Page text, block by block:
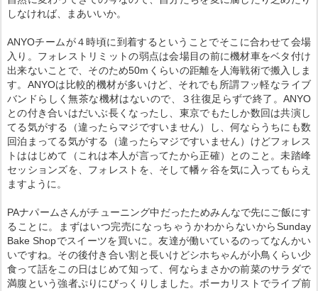
しなければ、まあいいか。
ANYOチームが４時頃に到着するということでそこに合わせて会場
入り。フォレストリミットの弱点は会場目の前に機材車をベタ付け
出来ないことで、そのため50mくらいの距離を人海戦術で搬入しま
す。ANYOは比較的機材が多いけど、それでも所謂フッ軽なライブ
バンドらしく無茶な機材はないので、３往復足らずで終了。ANYO
との付き合いはだいぶ長くなったし、東京でもたしか数回は共演し
てる気がする（違ったらマジですいません）し、何ならうちにも数
回泊まってる気がする（違ったらマジですいません）けどフォレス
トははじめて（これは本人が言ってたから正確）とのこと。未踏峰
セッションズを、フォレストを、そして幡ヶ谷を気に入ってもらえ
ますように。
PAナパームさんがチューニング中だったためみんなで先にご飯にす
ることに。まずはいつ完売になっちゃうかわからないからSunday
Bake Shopでスイーツを買いに。友達が働いているのってなんかい
いですね。その後付き合い割と長いけどシホちゃんが小鳥くらい少
食って話をこの日はじめて知って、何ならまさかの前菜のサラダで
満腹という強者ぷりにびっくりしました。ボーカリストでライブ前